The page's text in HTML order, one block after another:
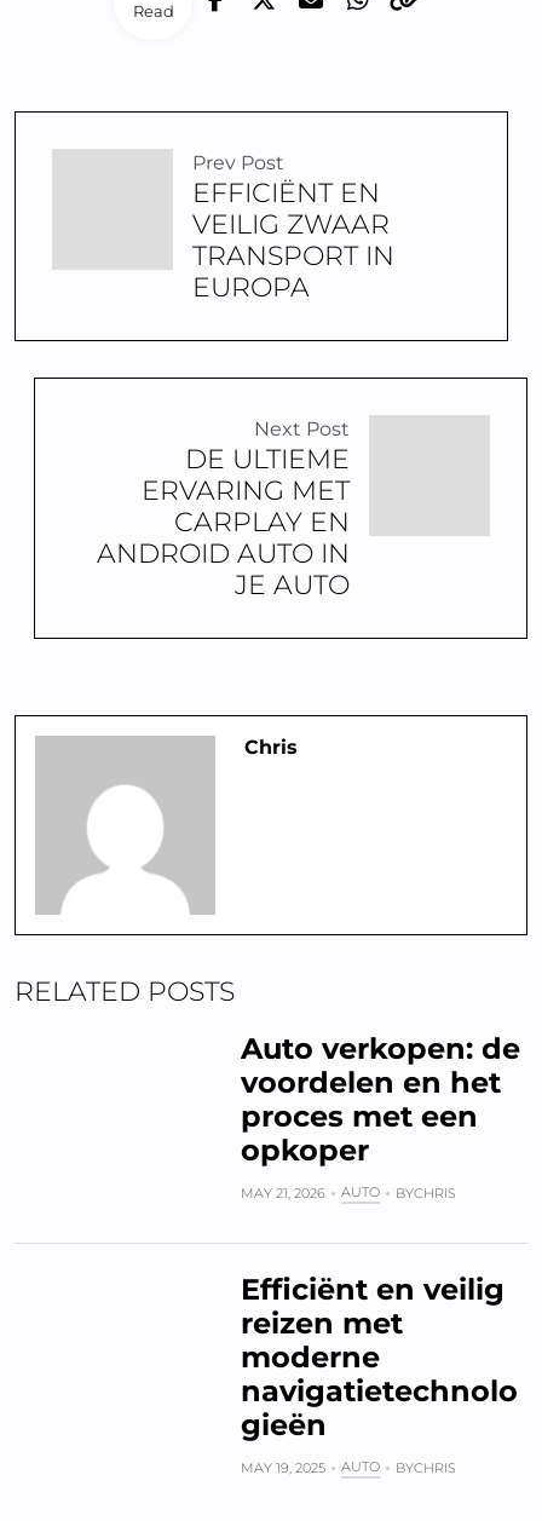
Read
Prev Post
EFFICIËNT EN
VEILIG ZWAAR
TRANSPORT IN
EUROPA
Next Post
DE ULTIEME
ERVARING MET
CARPLAY EN
ANDROID AUTO IN
JE AUTO
Chris
RELATED POSTS
Auto verkopen: de
voordelen en het
proces met een
opkoper
MAY 21, 2026 AUTO BYCHRIS
Efficiënt en veilig
reizen met
moderne
navigatietechnolo
gieën
MAY 19, 2025 AUTO BYCHRIS